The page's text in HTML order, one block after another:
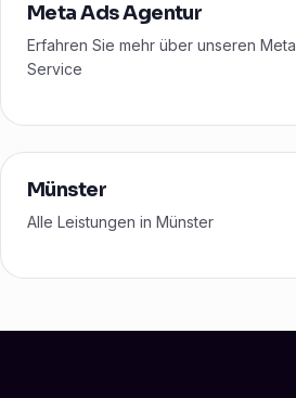
Meta Ads Agentur
Erfahren Sie mehr über unseren
Service
Münster
Alle Leistungen in Münster